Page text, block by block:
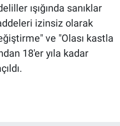
ışığında sanıklar
izinsiz olarak
ve "Olası kastla
18'er yıla kadar